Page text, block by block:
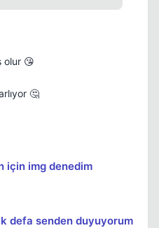
olur 😘
🤔
için img denedim
defa senden duyuyorum